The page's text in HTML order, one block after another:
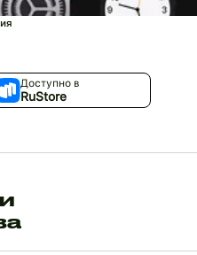
Доступно в
RuStore